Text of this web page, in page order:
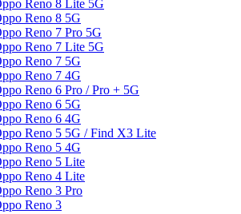
Reno 8 Lite 5G
Reno 8 5G
Reno 7 Pro 5G
Reno 7 Lite 5G
Reno 7 5G
Reno 7 4G
Reno 6 Pro / Pro + 5G
Reno 6 5G
Reno 6 4G
Reno 5 5G / Find X3 Lite
Reno 5 4G
Reno 5 Lite
Reno 4 Lite
Reno 3 Pro
Reno 3